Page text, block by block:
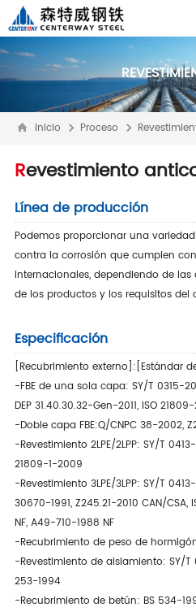
Inicio Proceso
Revestimiento
Línea de producción
Podemos proporcionar una
contra la corrosión que cumplen
internacionales, dependiendo de
de los productos y los requisitos del
Especificación
[Recubrimiento externo]:[Estándar
-FBE de una sola capa: SY/T 0315-
DEP 31.40.30.32-Gen-2011, ISO
-Doble capa FBE:Q/CNPC 38-2002,
-Revestimiento 2LPE/2LPP: SY/T
21809-1-2009
-Revestimiento 3LPE/3LPP: SY/T
30670-1991, Z245.21-2010 CAN/
NF, A49-710-1988 NF
-Recubrimiento de peso de
-Revestimiento de aislamiento: SY/T
253-1994
-Recubrimiento de betún: BS 534-